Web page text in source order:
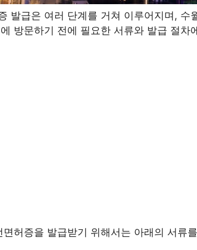
발급은 여러 단계를 거쳐 이루어지며, 수
방문하기 전에 필요한 서류와 발급 절차
면허증을 발급받기 위해서는 아래의 서류